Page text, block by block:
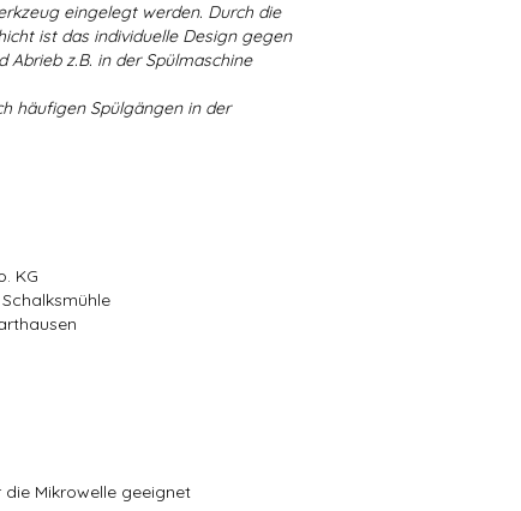
eingelegt werden. Durch die
ist das individuelle Design gegen
z.B. in der Spülmaschine
häufigen Spülgängen in der
KG
Mikrowelle geeignet